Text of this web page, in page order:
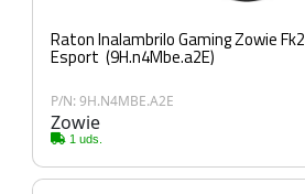
Raton Inalambrilo Gaming Zowie
Esport (9H.n4Mbe.a2E)
P/N: 9H.N4MBE.A2E
Zowie
1 uds.